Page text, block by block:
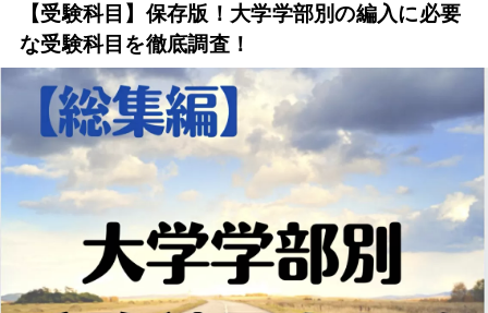
【受験科目】保存版！大学学部別の編入に必要
な受験科目を徹底調査！